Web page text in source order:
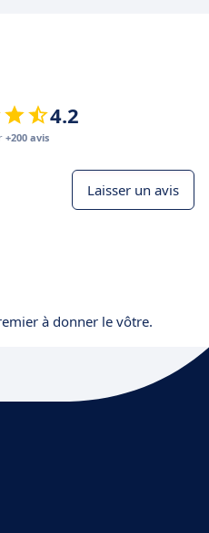
4.2
+200 avis
Laisser un avis
à donner le vôtre.